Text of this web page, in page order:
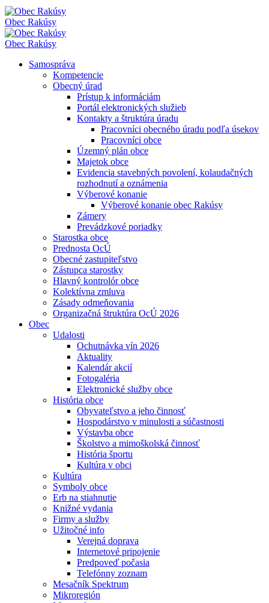
Obec Rakúsy
Obec Rakúsy
Samospráva
Kompetencie
Obecný úrad
Prístup k informáciám
Portál elektronických služieb
Kontakty a štruktúra úradu
Pracovníci obecného úradu podľa úsekov
Pracovníci obce
Územný plán obce
Majetok obce
Evidencia stavebných povolení, kolaudačných
rozhodnutí a oznámenia
Výberové konanie
Výberové konanie obec Rakúsy
Zámery
Prevádzkové poriadky
Starostka obce
Prednosta OcÚ
Obecné zastupiteľstvo
Zástupca starostky
Hlavný kontrolór obce
Kolektívna zmluva
Zásady odmeňovania
Organizačná štruktúra OcÚ 2026
Obec
Udalosti
Ochutnávka vín 2026
Aktuality
Kalendár akcií
Fotogaléria
Elektronické služby obce
História obce
Obyvateľstvo a jeho činnosť
Hospodárstvo v minulosti a súčastnosti
Výstavba obce
Školstvo a mimoškolská činnosť
História športu
Kultúra v obci
Kultúra
Symboly obce
Erb na stiahnutie
Knižné vydania
Firmy a služby
Užitočné info
Verejná doprava
Internetové pripojenie
Predpoveď počasia
Telefónny zoznam
Mesačník Spektrum
Mikroregión